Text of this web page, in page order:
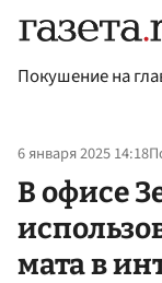
Покушение на
6 января 2025 14:18
В офисе
мата в